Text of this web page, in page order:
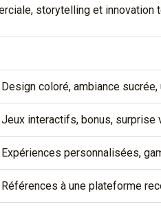
storytelling et innovation
Design coloré, ambiance
Jeux interactifs, bonus, surprise
Expériences personnalisées,
Références à une plateforme